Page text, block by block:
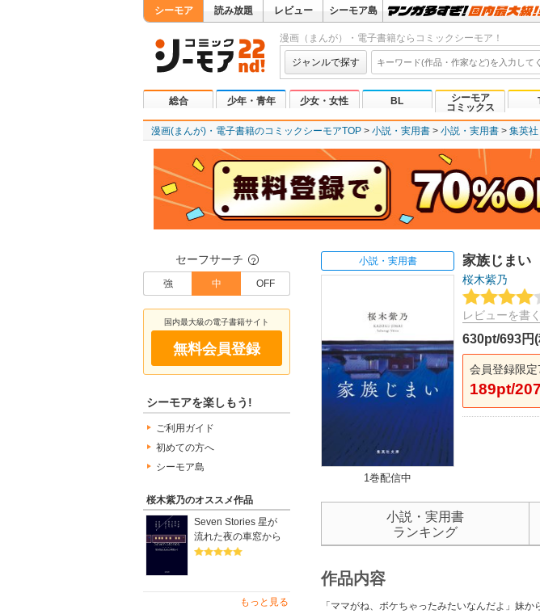
シーモア 読み放題 レビュー シーモア島
漫画（まんが）・電子書籍ならコミックシーモア！
ジャンルで探す
総合 少年・青年 少女・女性 BL
シーモア
コミックス
漫画(まんが)・電子書籍のコミックシーモアTOP 小説・実用書 小説・実用書 集英社
セーフサーチ ？
強 中 OFF
国内最大級の電子書籍サイト
無料会員登録
シーモアを楽しもう!
ご利用ガイド
初めての方へ
シーモア島
桜木紫乃のオススメ作品
Seven Stories 星が
流れた夜の車窓から
もっと見る
小説・実用書
1巻配信中
家族じまい
桜木紫乃
レビューを書く
630pt/693円
会員登録限
189pt/
小説・実用書
ランキング
作品内容
「ママがね、ボケちゃったみたいなんだよ」妹